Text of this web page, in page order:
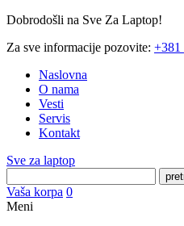
Dobrodošli na Sve Za Laptop!
Za sve informacije pozovite: +381
Naslovna
O nama
Vesti
Servis
Kontakt
Sve za laptop
Vaša korpa 0
Meni